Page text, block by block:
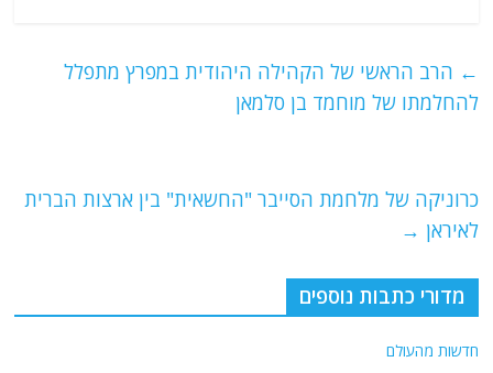
s
A
g
ra
l
er
e
b
k
← הרב הראשי של הקהילה היהודית במפרץ מתפלל
להחלמתו של מוחמד בן סלמאן
כרוניקה של מלחמת הסייבר "החשאית" בין ארצות הברית
לאיראן →
מדורי כתבות נוספים
חדשות מהעולם